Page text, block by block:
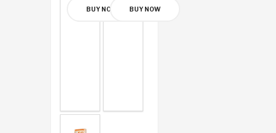
BUY NOW BUY NOW